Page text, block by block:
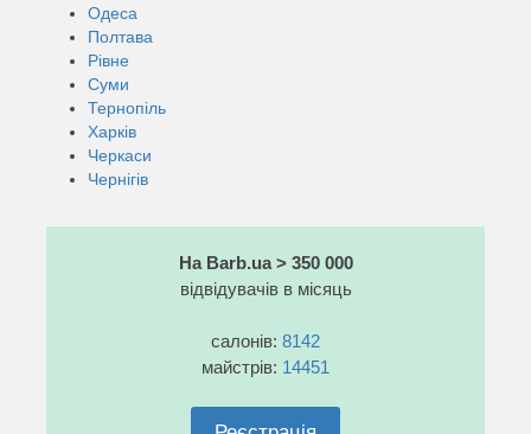
Одеса
Полтава
Рівне
Суми
Тернопіль
Харків
Черкаси
Чернігів
На Barb.ua > 350 000
відвідувачів в місяць
салонів: 8142
майстрів: 14451